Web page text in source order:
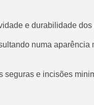
e durabilidade dos
numa aparência
e incisões